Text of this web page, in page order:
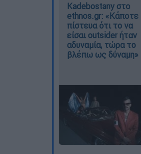
Kadebostany στο
ethnos.gr: «Κάποτε
πίστευα ότι το να
είσαι outsider ήταν
αδυναμία, τώρα το
βλέπω ως δύναμη»